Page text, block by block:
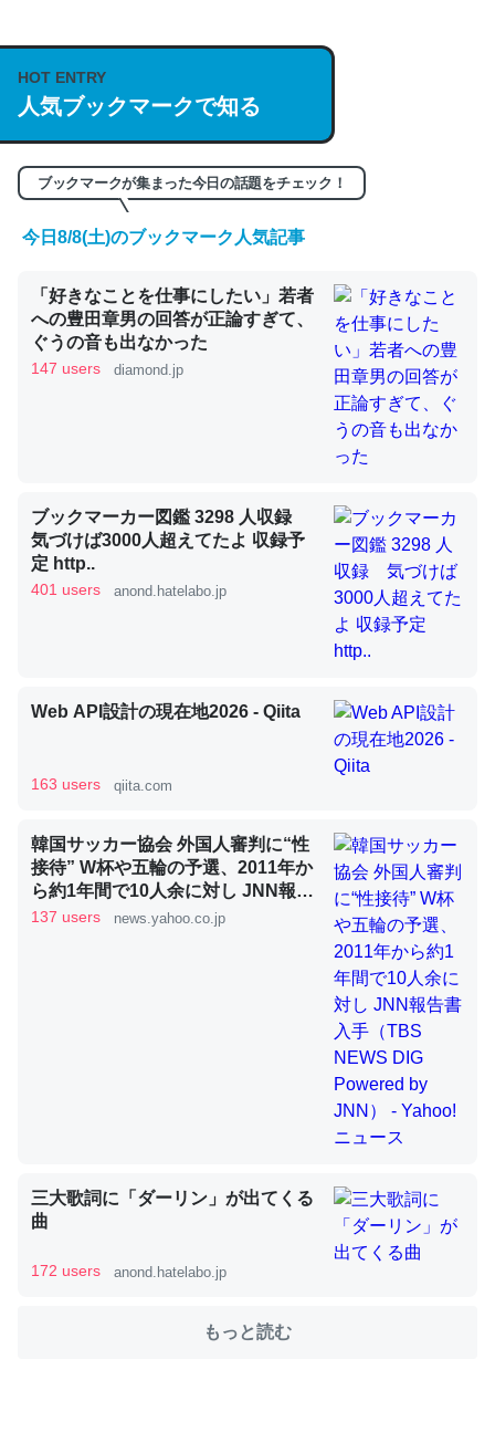
説してる記事が少ないので貴重な良記事。/続編来た
https://isobe324649.hatenablog.com/entry/2023/03/27
/064121
─GPTの仕組みと限界についての考察（１） - conceptualization
くらい。小説でいう「ずっと前の伏線」は回収されないけ
ど、短期記憶というには多い分量。進化すればするほど分
かりやすく強くなりそう
─GPTの仕組みと限界についての考察（１） - conceptualization
昆虫ってカルシウム少ないのか。知らんかった。調べたら
コオロギのカルシウム分はエビの600分の1程度。
─ニュース :: 【研究発表】昆虫学の大問題＝「昆虫はなぜ海にいな
論文では「淡水はカルシウムも酸素も不足してて両方に不
利だから両方が拮抗してるのでは」とあって面白い。海に
ずキチンを強化してる筈だが、酵素が違うのか？
─ニュース :: 【研究発表】昆虫学の大問題＝「昆虫はなぜ海にいな
いのか」に関する新仮説
これを元に考えるとカルシウムを大量に使う脊椎動物と貝
類は苦労してるんだな…。腹足類だと殻を無くしてナメク
─ニュース :: 【研究発表】昆虫学の大問題＝「昆虫はなぜ海にいな
ウチもEchoを実家に置いて４年。でたまに覗いてる。ぼ
位置情報を共有してる。電池残量や充電中かが分かるので
HOT ENTRY
人気ブックマークで知る
ブックマークが集まった今日の話題をチェック！
今日8/8(土)のブックマーク人気記事
「好きなことを仕事にしたい」若者
への豊田章男の回答が正論すぎて、
ぐうの音も出なかった
147 users diamond.jp
ブックマーカー図鑑 3298 人収録
気づけば3000人超えてたよ 収録予
定 http..
401 users anond.hatelabo.jp
Web API設計の現在地2026 - Qiita
163 users qiita.com
韓国サッカー協会 外国人審判に“性
接待” W杯や五輪の予選、2011年か
ら約1年間で10人余に対し JNN報告
書入手（TBS NEWS DIG Powered
137 users news.yahoo.co.jp
三大歌詞に「ダーリン」が出てくる
曲
172 users anond.hatelabo.jp
もっと読む